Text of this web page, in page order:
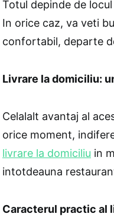
Totul depinde de
In orice caz, va veti
confortabil, departe
Livrare la domiciliu:
Celalalt avantaj al
orice moment,
livrare la domiciliu in
intotdeauna
Caracterul practic al